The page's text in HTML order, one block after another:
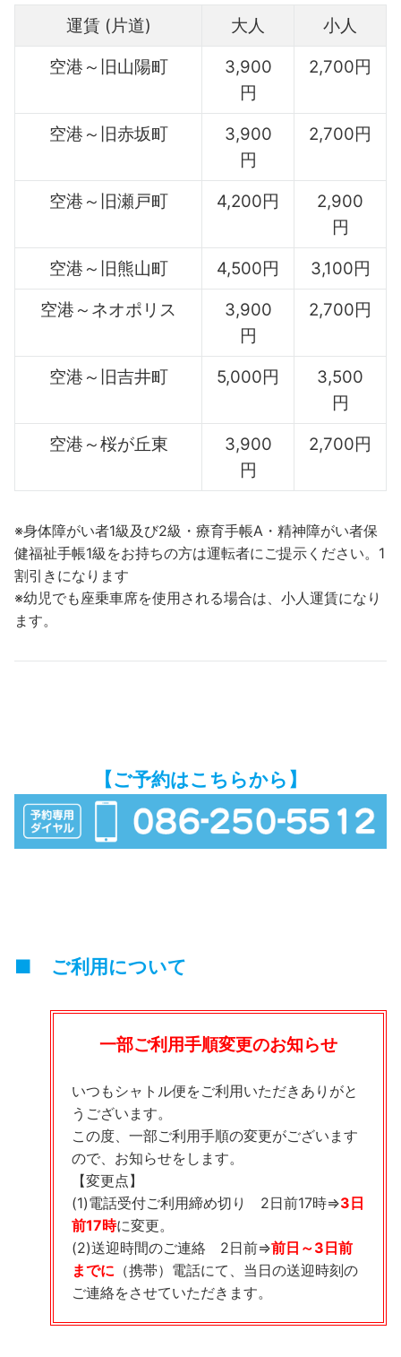
運賃 (片道) 大人
小人
空港～旧山陽町
3,900
円
2,700円
空港～旧赤坂町
3,900
円
2,700円
空港～旧瀬戸町 4,200円
2,900
円
空港～旧熊山町
4,500円
3,100円
空港～ネオポリス
3,900
円
2,700円
空港～旧吉井町 5,000円
3,500
円
空港～桜が丘東
3,900
円
2,700円
※身体障がい者1級及び2級・療育手帳A・精神障がい者保
健福祉手帳1級をお持ちの方は運転者にご提示ください。1
割引きになります
※幼児でも座乗車席を使用される場合は、小人運賃になり
ます。
【ご予約はこちらから】
■ ご利用について
一部ご利用手順変更のお知らせ
いつもシャトル便をご利用いただきありがと
うございます。
この度、一部ご利用手順の変更がございます
ので、お知らせをします。
【変更点】
(1)電話受付ご利用締め切り 2日前17時⇒3日
前17時に変更。
(2)送迎時間のご連絡 2日前⇒前日～3日前
までに （携帯）電話にて、当日の送迎時刻の
ご連絡をさせていただきます。